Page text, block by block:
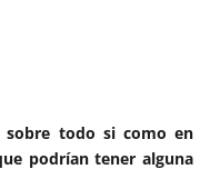
sobre todo si como en
podrían tener alguna